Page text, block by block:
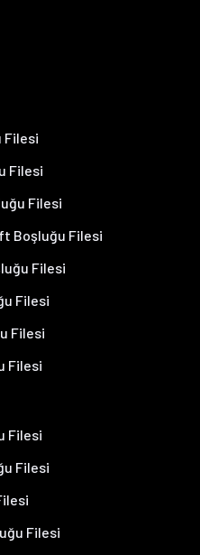
Filesi
Filesi
Filesi
Boşluğu Filesi
Filesi
Filesi
Filesi
Filesi
Filesi
Filesi
Filesi